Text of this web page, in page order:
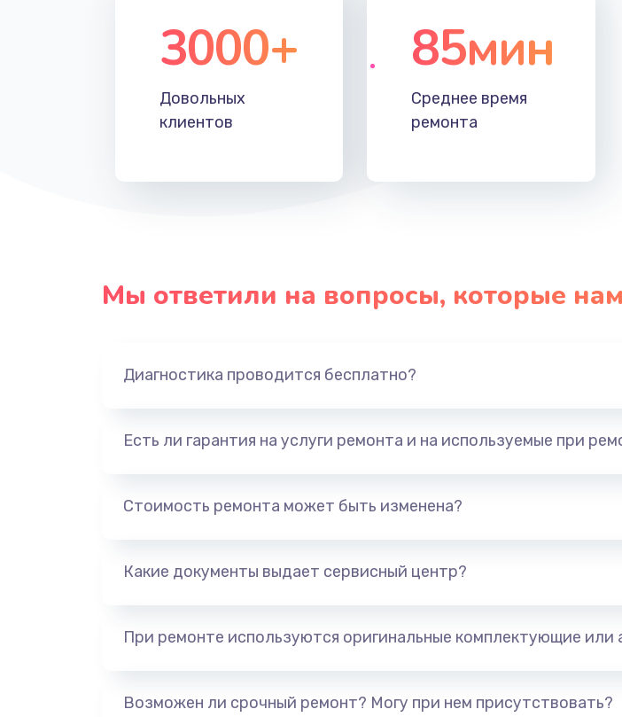
3000+
Довольных
клиентов
85мин
Среднее время
ремонта
Мы ответили на вопросы, которые
Диагностика проводится бесплатно?
Есть ли гарантия на услуги ремонта и на используемые при
Стоимость ремонта может быть изменена?
Какие документы выдает сервисный центр?
При ремонте используются оригинальные комплектующие или
Возможен ли срочный ремонт? Могу при нем присутствовать?